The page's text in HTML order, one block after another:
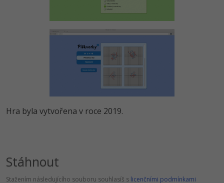
Hra byla vytvořena v roce 2019.
Stáhnout
Stažením následujícího souboru souhlasíš s licenčními podmínkami